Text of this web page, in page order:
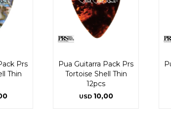
Prs
Thin
Pua Guitarra Pack Prs
Tortoise Shell Thin
12pcs
USD 10,00